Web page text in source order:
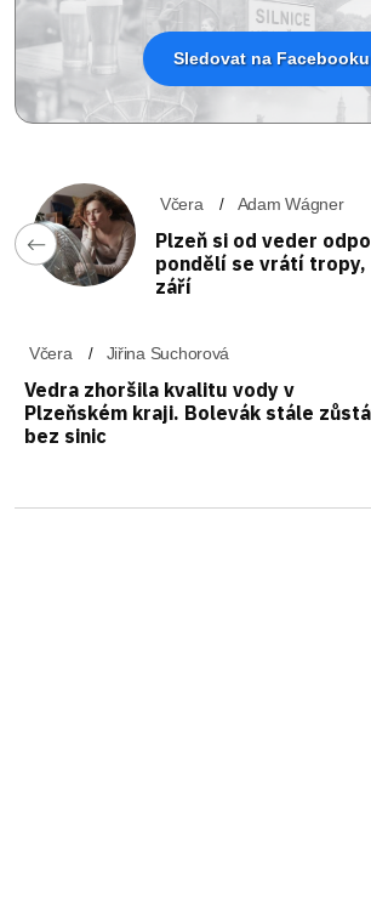
Sledovat na Facebooku
Včera Adam Wágner
Plzeň si od veder
pondělí se vrátí tropy,
září
Včera Jiřina Suchorová
Vedra zhoršila kvalitu vody v
Plzeňském kraji. Bolevák stále
bez sinic